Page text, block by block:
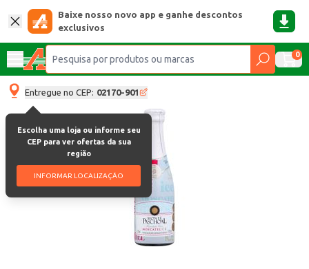
Baixe nosso novo app e ganhe descontos
exclusivos
0
Entregue no CEP: 02170-901
Escolha uma loja ou informe seu
CEP para ver ofertas da sua
região
INFORMAR LOCALIZAÇÃO